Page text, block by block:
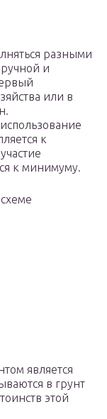
разными
и
или в
к
к минимуму.
является
в грунт
этой